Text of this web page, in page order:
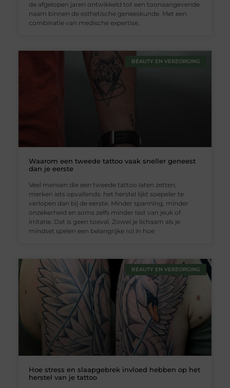
de afgelopen jaren ontwikkeld tot een toonaangevende
naam binnen de esthetische geneeskunde. Met een
combinatie van medische expertise,
BEAUTY EN VERZORGING
Waarom een tweede tattoo vaak sneller geneest
dan je eerste
Veel mensen die een tweede tattoo laten zetten,
merken iets opvallends: het herstel lijkt soepeler te
verlopen dan bij de eerste. Minder spanning, minder
onzekerheid en soms zelfs minder last van jeuk of
irritatie. Dat is geen toeval. Zowel je lichaam als je
mindset spelen een belangrijke rol in hoe
BEAUTY EN VERZORGING
Hoe stress en slaapgebrek invloed hebben op het
herstel van je tattoo